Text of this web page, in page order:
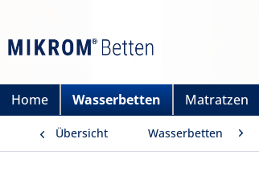
Home Wasserbetten Matratzen
Übersicht Wasserbetten